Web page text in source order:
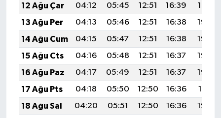
12 Ağu Çar
04:12 05:45 12:51 16:39
19:47
13 Ağu Per
04:13 05:46 12:51 16:38
19:46
14 Ağu Cum
04:15 05:47 12:51 16:38
19:45
15 Ağu Cts
04:16 05:48 12:51 16:37
19:44
16 Ağu Paz
04:17 05:49 12:51 16:37
19:42
17 Ağu Pts
04:18 05:50 12:50 16:36
19:41
18 Ağu Sal
04:20 05:51 12:50 16:36
19:40